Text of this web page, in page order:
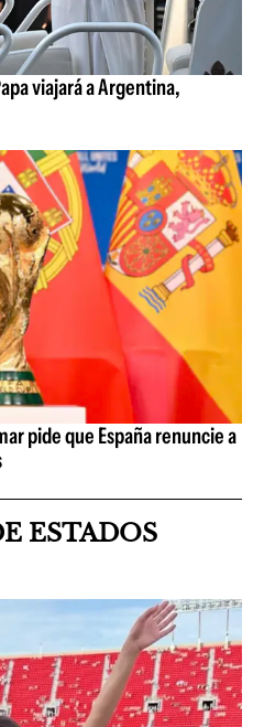
viajará a Argentina,
pide que España renuncie a
ESTADOS